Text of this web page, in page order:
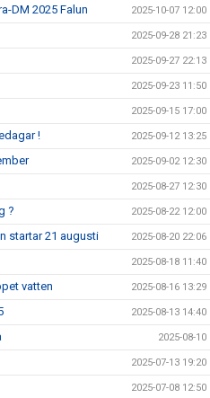
DM 2025 Falun 2025-10-07 12:00
2025-09-28 21:23
2025-09-27 22:13
2025-09-23 11:50
2025-09-15 17:00
! 2025-09-12 13:25
2025-09-02 12:30
2025-08-27 12:30
? 2025-08-22 12:00
startar 21 augusti 2025-08-20 22:06
2025-08-18 11:40
vatten 2025-08-16 13:29
2025-08-13 14:40
2025-08-10
2025-07-13 19:20
2025-07-08 12:50